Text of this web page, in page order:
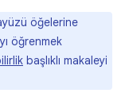
öğelerine
öğrenmek
başlıklı makaleyi